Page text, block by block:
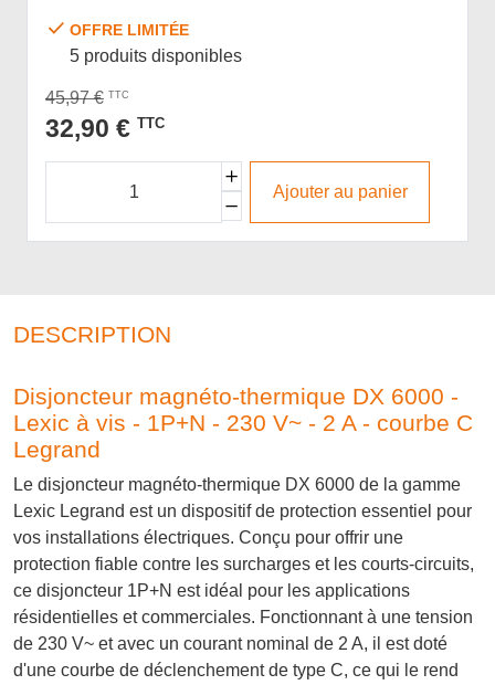
OFFRE LIMITÉE
5 produits disponibles
45,97 € TTC
32,90 € TTC
Ajouter au panier
DESCRIPTION
Disjoncteur magnéto-thermique DX 6000 -
Lexic à vis - 1P+N - 230 V~ - 2 A - courbe C
Legrand
Le disjoncteur magnéto-thermique DX 6000 de la gamme
Lexic Legrand est un dispositif de protection essentiel pour
vos installations électriques. Conçu pour offrir une
protection fiable contre les surcharges et les courts-circuits,
ce disjoncteur 1P+N est idéal pour les applications
résidentielles et commerciales. Fonctionnant à une tension
de 230 V~ et avec un courant nominal de 2 A, il est doté
d'une courbe de déclenchement de type C, ce qui le rend